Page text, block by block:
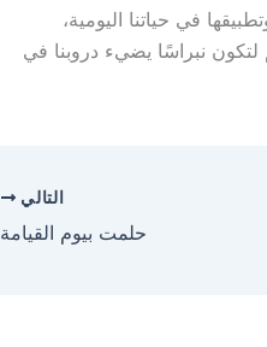
في حياتنا اليومية،
لتكون نبراسًا يضيء دروبنا في
التالي
حلمت بيوم القيامة